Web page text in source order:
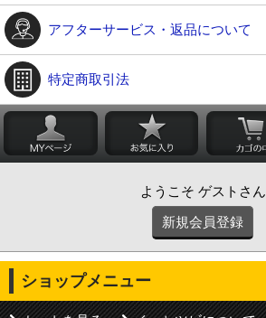
アフターサービス・返品について
特定商取引法
ようこそ ゲストさん
新規会員登録
ショップメニュー